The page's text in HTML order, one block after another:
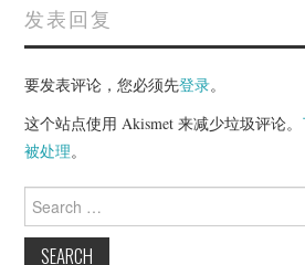
发表回复
要发表评论，您必须先登录。
这个站点使用 Akismet 来减少垃圾评论。
被处理。
Search
for: